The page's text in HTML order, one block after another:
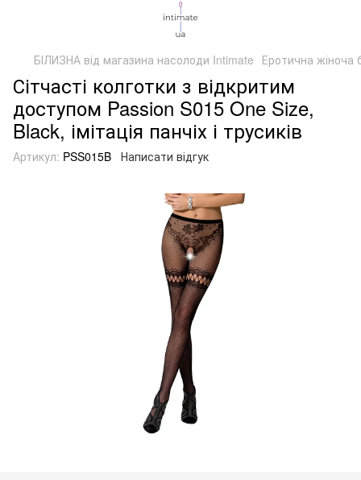
БІЛИЗНА від магазина насолоди Intimate Еротична жіноча
Сітчасті колготки з відкритим
доступом Passion S015 One Size,
Black, імітація панчіх і трусиків
Артикул: PSS015B Написати відгук